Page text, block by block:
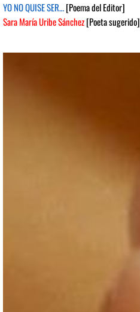
YO NO QUISE SER…[Poema del Editor]
Sara María Uribe Sánchez[Poeta sugerido]